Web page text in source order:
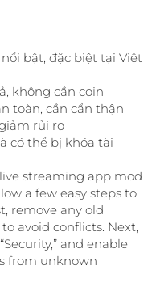
bật, đặc biệt tại Việt
không cần coin
toàn, cần cẩn thận
rủi ro
có thể bị khóa tài
streaming app mod
a few easy steps to
remove any old
avoid conflicts. Next,
and enable
from unknown